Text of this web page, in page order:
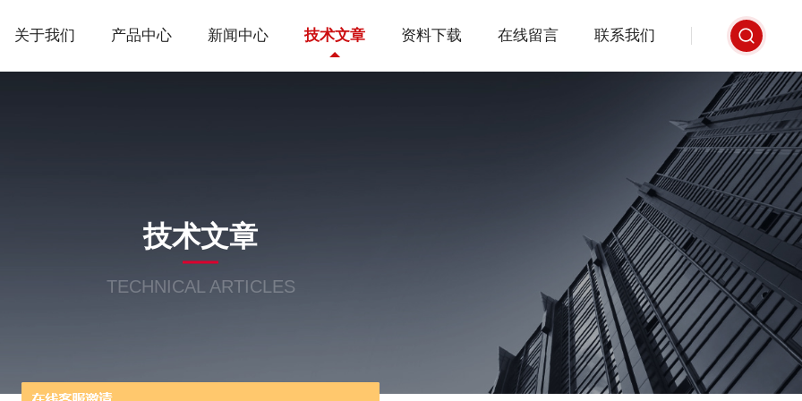
关于我们 产品中心 新闻中心 技术文章 资料下载 在线留言 联系我们
技术文章
TECHNICAL ARTICLES